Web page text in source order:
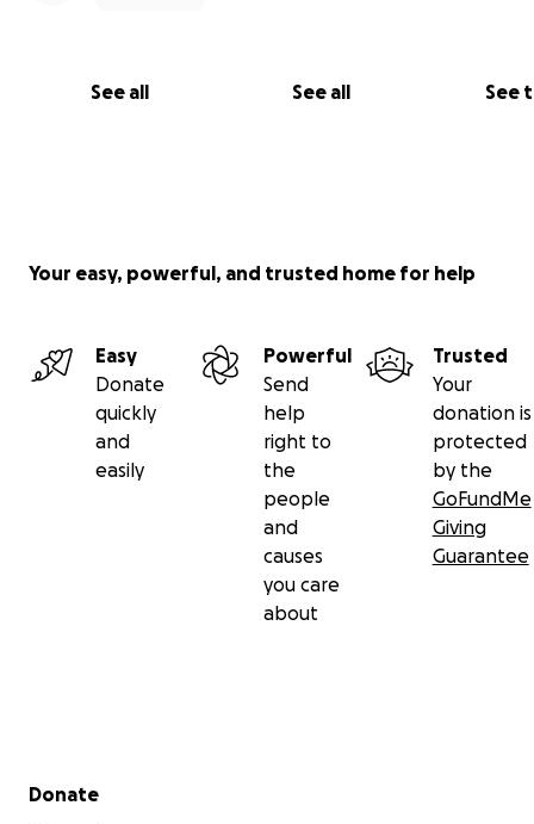
See all See all See
Your easy, powerful, and trusted home for help
Easy
Donate
quickly
and
easily
Powerful
Send
help
right to
the
people
and
causes
you care
about
Trusted
Your
donation is
protected
by the
GoFundMe
Giving
Guarantee
Secondary menu
Donate